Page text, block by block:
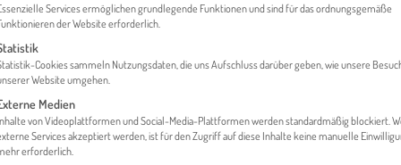
MEDIATHEK
Services ermöglichen grundlegende Funktionen und sind für das ordnungsgemäße
der Website erforderlich.
Cookies sammeln Nutzungsdaten, die uns Aufschluss darüber geben, wie unsere
Website umgehen.
Medien
von Videoplattformen und Social-Media-Plattformen werden standardmäßig blockiert.
Services akzeptiert werden, ist für den Zugriff auf diese Inhalte keine manuelle
erforderlich.